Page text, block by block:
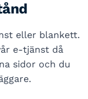
eller blankett.
e-tjänst då
sidor och du